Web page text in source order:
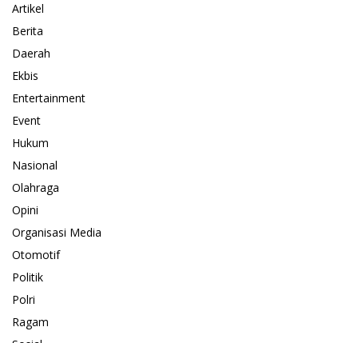
Artikel
Berita
Daerah
Ekbis
Entertainment
Event
Hukum
Nasional
Olahraga
Opini
Organisasi Media
Otomotif
Politik
Polri
Ragam